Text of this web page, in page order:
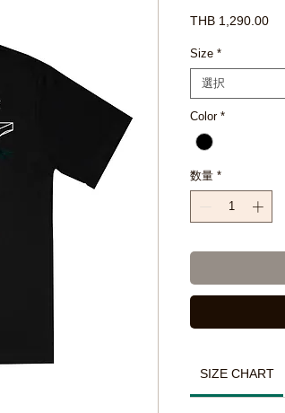
THB 1,290.00価
Size *
選択
Color *
数量 *
SIZE CHART